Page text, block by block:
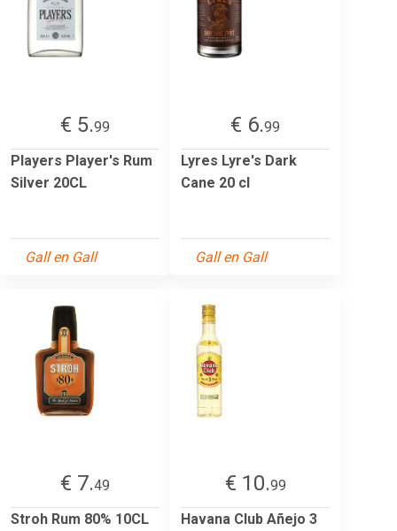
€ 5.99
Players Player's Rum
Silver 20CL
Gall en Gall
€ 6.99
Lyres Lyre's Dark
Cane 20 cl
Gall en Gall
€ 7.49
Stroh Rum 80% 10CL
€ 10.99
Havana Club Añejo 3